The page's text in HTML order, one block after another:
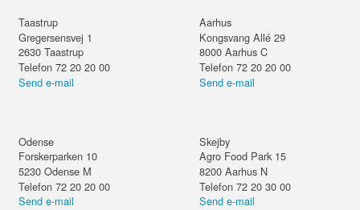
Taastrup
Gregersensvej 1
2630 Taastrup
Telefon 72 20 20 00
Send e-mail
Aarhus
Kongsvang Allé 29
8000 Aarhus C
Telefon 72 20 20 00
Send e-mail
Odense
Forskerparken 10
5230 Odense M
Telefon 72 20 20 00
Send e-mail
Skejby
Agro Food Park 15
8200 Aarhus N
Telefon 72 20 30 00
Send e-mail